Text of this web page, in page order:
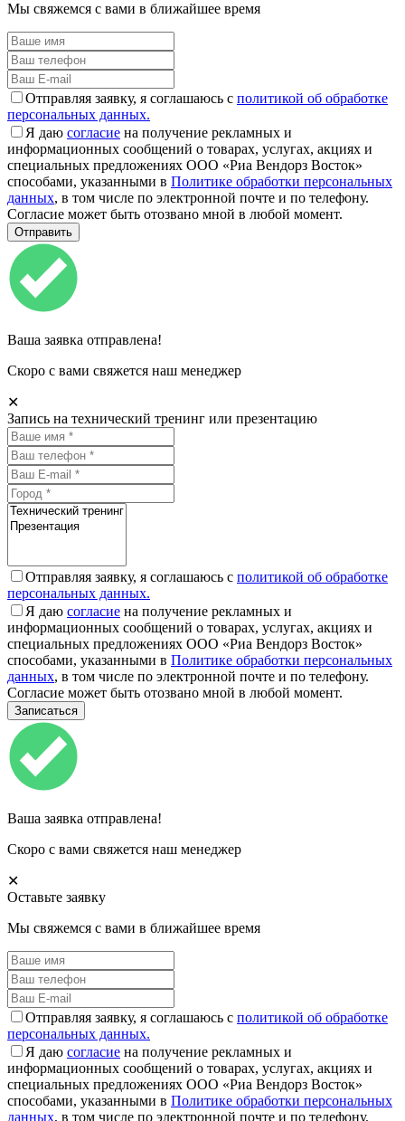
Мы свяжемся с вами в ближайшее время
Отправляя заявку, я соглашаюсь с политикой об обработке
персональных данных.
Я даю согласие на получение рекламных и
информационных сообщений о товарах, услугах, акциях и
специальных предложениях ООО «Риа Вендорз Восток»
способами, указанными в Политике обработки персональных
данных, в том числе по электронной почте и по телефону.
Согласие может быть отозвано мной в любой момент.
Ваша заявка отправлена!
Скоро с вами свяжется наш менеджер
✕
Запись на технический тренинг или презентацию
Отправляя заявку, я соглашаюсь с политикой об обработке
персональных данных.
Я даю согласие на получение рекламных и
информационных сообщений о товарах, услугах, акциях и
специальных предложениях ООО «Риа Вендорз Восток»
способами, указанными в Политике обработки персональных
данных, в том числе по электронной почте и по телефону.
Согласие может быть отозвано мной в любой момент.
Ваша заявка отправлена!
Скоро с вами свяжется наш менеджер
✕
Оставьте заявку
Мы свяжемся с вами в ближайшее время
Отправляя заявку, я соглашаюсь с политикой об обработке
персональных данных.
Я даю согласие на получение рекламных и
информационных сообщений о товарах, услугах, акциях и
специальных предложениях ООО «Риа Вендорз Восток»
способами, указанными в Политике обработки персональных
данных, в том числе по электронной почте и по телефону.